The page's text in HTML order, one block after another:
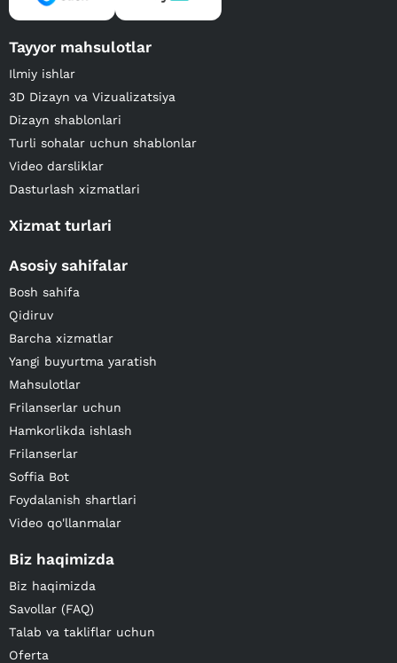
Tayyor mahsulotlar
Ilmiy ishlar
3D Dizayn va Vizualizatsiya
Dizayn shablonlari
Turli sohalar uchun shablonlar
Video darsliklar
Dasturlash xizmatlari
Xizmat turlari
Asosiy sahifalar
Bosh sahifa
Qidiruv
Barcha xizmatlar
Yangi buyurtma yaratish
Mahsulotlar
Frilanserlar uchun
Hamkorlikda ishlash
Frilanserlar
Soffia Bot
Foydalanish shartlari
Video qo'llanmalar
Biz haqimizda
Biz haqimizda
Savollar (FAQ)
Talab va takliflar uchun
Oferta